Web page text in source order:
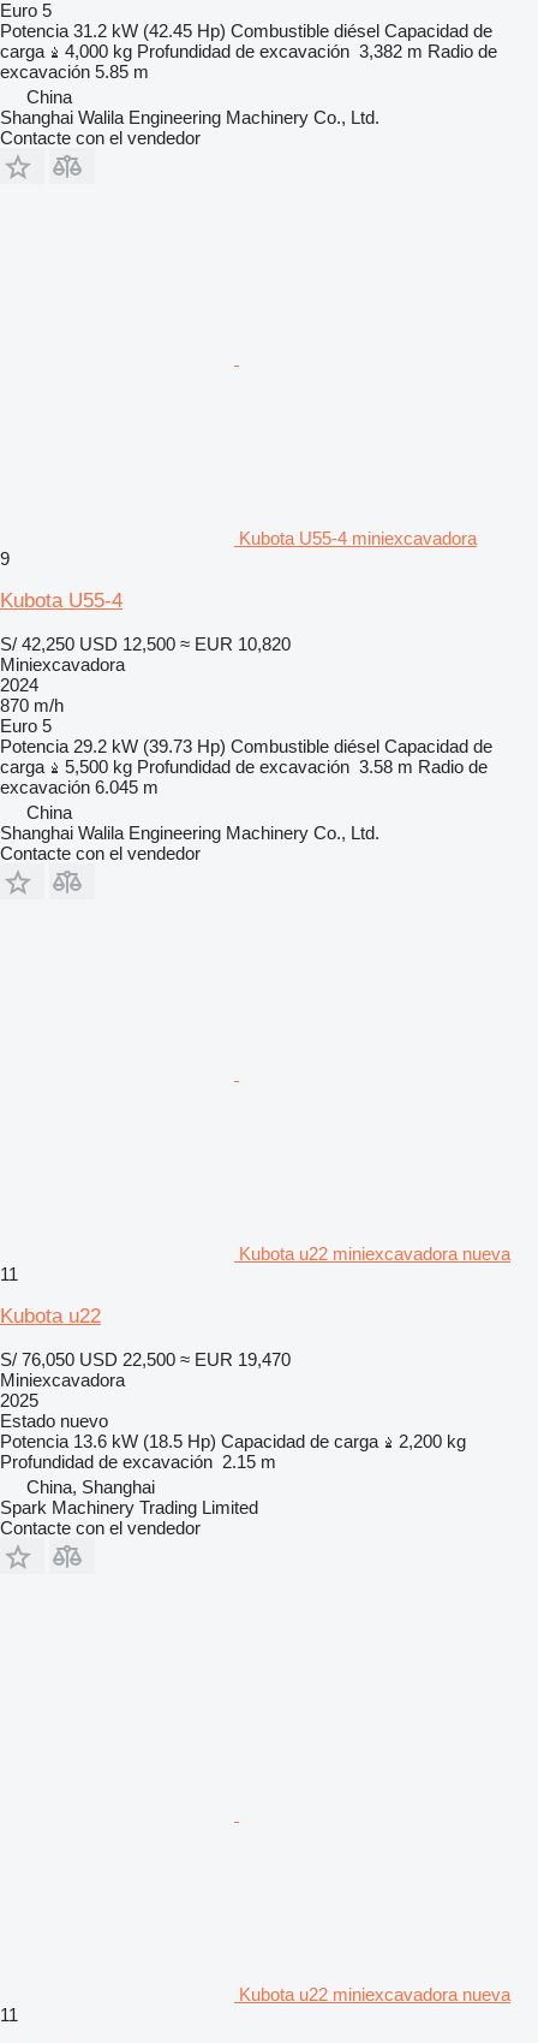
Euro 5
Potencia 31.2 kW (42.45 Hp) Combustible diésel Capacidad de
carga
4,000 kg Profundidad de excavación 3,382 m Radio de
excavación 5.85 m
China
Shanghai Walila Engineering Machinery Co., Ltd.
Contacte con el vendedor
Kubota U55-4 miniexcavadora
9
Kubota U55-4
S/ 42,250 USD 12,500 ≈ EUR 10,820
Miniexcavadora
2024
870 m/h
Euro 5
Potencia 29.2 kW (39.73 Hp) Combustible diésel Capacidad de
carga
5,500 kg Profundidad de excavación 3.58 m Radio de
excavación 6.045 m
China
Shanghai Walila Engineering Machinery Co., Ltd.
Contacte con el vendedor
Kubota u22 miniexcavadora nueva
11
Kubota u22
S/ 76,050 USD 22,500 ≈ EUR 19,470
Miniexcavadora
2025
Estado nuevo
Potencia 13.6 kW (18.5 Hp) Capacidad de carga
2,200 kg
Profundidad de excavación 2.15 m
China, Shanghai
Spark Machinery Trading Limited
Contacte con el vendedor
Kubota u22 miniexcavadora nueva
11